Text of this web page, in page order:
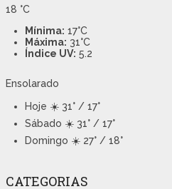
18 °C
Mínima: 17°C
Máxima: 31°C
Índice UV: 5.2
Ensolarado
Hoje ☀️ 31° / 17°
Sábado ☀️ 31° / 17°
Domingo ☀️ 27° / 18°
CATEGORIAS